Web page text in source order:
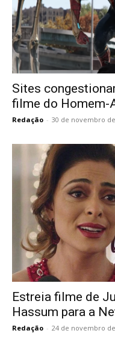
Sites
filme do Homem-
Redação - 30 de novembro de
Estreia filme de
Hassum para a
Redação - 24 de novembro de